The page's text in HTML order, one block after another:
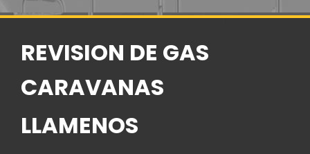
REVISION DE GAS
CARAVANAS
LLAMENOS